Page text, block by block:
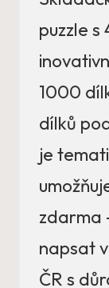
puzzle
1000
dílků
je
zdarma
napsat
ČR s